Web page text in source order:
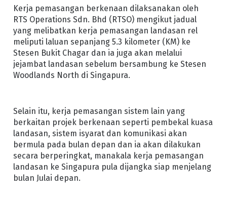
Kerja pemasangan berkenaan dilaksanakan oleh
RTS Operations Sdn. Bhd (RTSO) mengikut jadual
yang melibatkan kerja pemasangan landasan rel
meliputi laluan sepanjang 5.3 kilometer (KM) ke
Stesen Bukit Chagar dan ia juga akan melalui
jejambat landasan sebelum bersambung ke Stesen
Woodlands North di Singapura.
Selain itu, kerja pemasangan sistem lain yang
berkaitan projek berkenaan seperti pembekal kuasa
landasan, sistem isyarat dan komunikasi akan
bermula pada bulan depan dan ia akan dilakukan
secara berperingkat, manakala kerja pemasangan
landasan ke Singapura pula dijangka siap menjelang
bulan Julai depan.